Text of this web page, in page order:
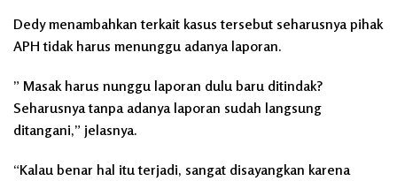
Dedy menambahkan terkait kasus tersebut seharusnya pihak
APH tidak harus menunggu adanya laporan.
” Masak harus nunggu laporan dulu baru ditindak?
Seharusnya tanpa adanya laporan sudah langsung
ditangani,” jelasnya.
“Kalau benar hal itu terjadi, sangat disayangkan karena